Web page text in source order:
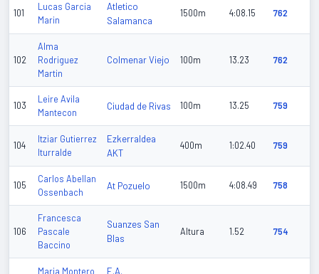
101
Lucas Garcia
Marin
Atletico
Salamanca
1500m 4:08.15 762
102
Alma
Rodriguez
Martin
Colmenar Viejo 100m 13.23 762
103
Leire Avila
Mantecon
Ciudad de Rivas 100m 13.25 759
104
Itziar Gutierrez
Iturralde
Ezkerraldea
AKT
400m 1:02.40 759
105
Carlos Abellan
Ossenbach
At Pozuelo 1500m 4:08.49 758
106
Francesca
Pascale
Baccino
Suanzes San
Blas
Altura 1.52 754
Maria Montero E.A.